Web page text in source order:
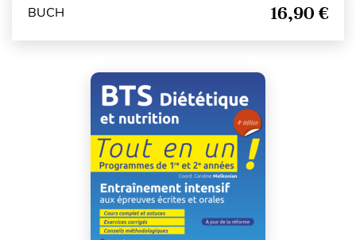
BUCH 16,90 €